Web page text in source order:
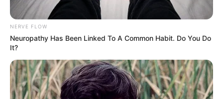
NERVE FLOW
Neuropathy Has Been Linked To A Common Habit. Do You Do
It?